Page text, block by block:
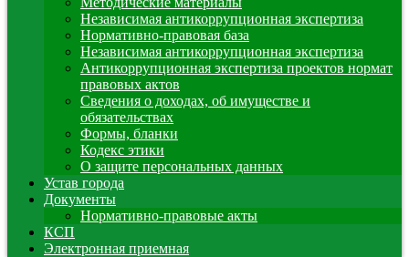
Независимая антикоррупционная экспертиза
Нормативно-правовая база
Независимая антикоррупционная экспертиза
Антикоррупционная экспертиза проектов нормат
правовых актов
Сведения о доходах, об имуществе и
обязательствах
Формы, бланки
Кодекс этики
О защите персональных данных
Устав города
Документы
Нормативно-правовые акты
КСП
Электронная приемная